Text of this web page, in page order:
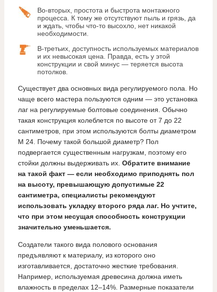
Во-вторых, простота и быстрота монтажного
процесса. К тому же отсутствуют пыль и грязь, да
и ждать, чтобы что-то высохло, нет никакой
необходимости.
В-третьих, доступность используемых материалов
и их невысокая цена. Правда, есть у этой
конструкции и свой минус — теряется высота
потолков.
Существует два основных вида регулируемого пола. Но
чаще всего мастера пользуются одним — это установка
лаг на регулируемые болтовые соединения. Обычно
такая конструкция колеблется по высоте от 7 до 22
сантиметров, при этом используются болты диаметром
М 24. Почему такой большой диаметр? Пол
подвергается существенным нагрузкам, поэтому его
стойки должны выдерживать их. Обратите внимание
на такой факт — если необходимо приподнять пол
на высоту, превышающую допустимые 22
сантиметра, специалисты рекомендуют
использовать укладку второго ряда лаг. Но учтите,
что при этом несущая способность конструкции
значительно уменьшается.
Создатели такого вида полового основания
предъявляют к материалу, из которого оно
изготавливается, достаточно жесткие требования.
Например, используемая древесина должна иметь
влажность в пределах 12–14%. Размерные показатели